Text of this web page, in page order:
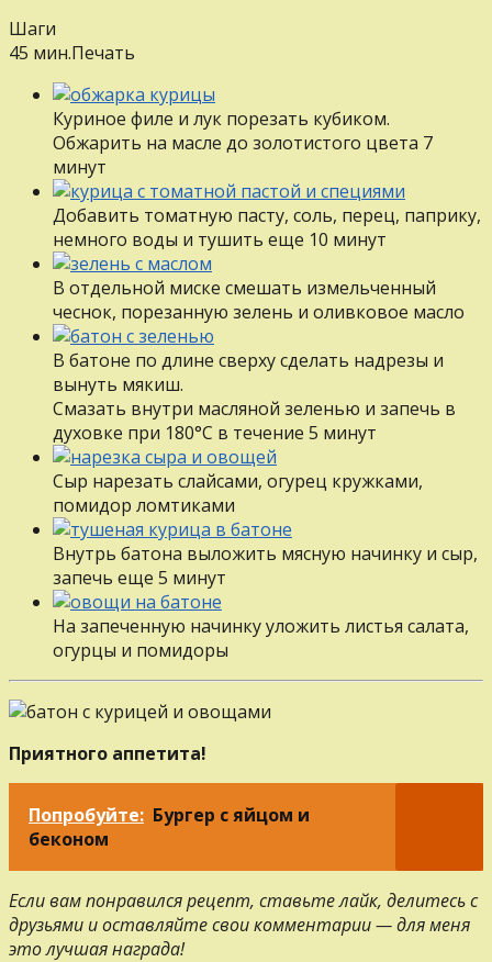
Шаги
45 мин.Печать
Куриное филе и лук порезать кубиком.
Обжарить на масле до золотистого цвета 7
минут
Добавить томатную пасту, соль, перец, паприку,
немного воды и тушить еще 10 минут
В отдельной миске смешать измельченный
чеснок, порезанную зелень и оливковое масло
В батоне по длине сверху сделать надрезы и
вынуть мякиш.
Смазать внутри масляной зеленью и запечь в
духовке при 180°С в течение 5 минут
Сыр нарезать слайсами, огурец кружками,
помидор ломтиками
Внутрь батона выложить мясную начинку и сыр,
запечь еще 5 минут
На запеченную начинку уложить листья салата,
огурцы и помидоры
Приятного аппетита!
Попробуйте: Бургер с яйцом и
беконом
Если вам понравился рецепт, ставьте лайк, делитесь с
друзьями и оставляйте свои комментарии — для меня
это лучшая награда!